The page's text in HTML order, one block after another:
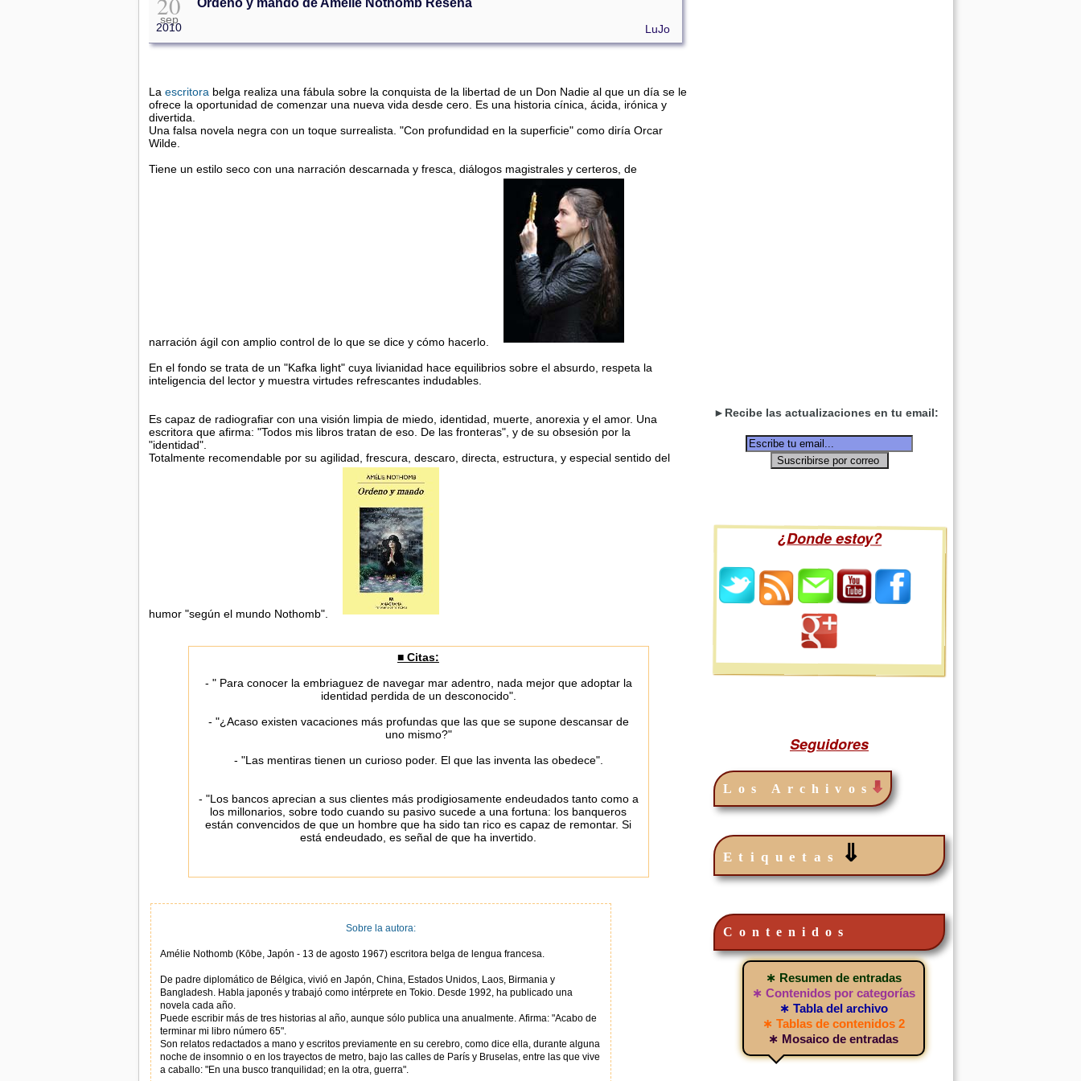
sep
2010
Ordeno y mando de Amélie Nothomb Reseña
LuJo
La escritora belga realiza una fábula sobre la conquista de la libertad de un Don Nadie al que un día se le
ofrece la oportunidad de comenzar una nueva vida desde cero. Es una historia cínica, ácida, irónica y
divertida.
Una falsa novela negra con un toque surrealista. "Con profundidad en la superficie" como diría Orcar
Wilde.
Tiene un estilo seco con una narración descarnada y fresca, diálogos magistrales y certeros, de
narración ágil con amplio control de lo que se dice y cómo hacerlo.
En el fondo se trata de un "Kafka light" cuya livianidad hace equilibrios sobre el absurdo, respeta la
inteligencia del lector y muestra virtudes refrescantes indudables.
Es capaz de radiografiar con una visión limpia de miedo, identidad, muerte, anorexia y el amor. Una
escritora que afirma: "Todos mis libros tratan de eso. De las fronteras", y de su obsesión por la
"identidad".
Totalmente recomendable por su agilidad, frescura, descaro, directa, estructura, y especial sentido del
humor "según el mundo Nothomb".
■ Citas:
- " Para conocer la embriaguez de navegar mar adentro, nada mejor que adoptar la
identidad perdida de un desconocido".
- "¿Acaso existen vacaciones más profundas que las que se supone descansar de
uno mismo?"
- "Las mentiras tienen un curioso poder. El que las inventa las obedece".
- "Los bancos aprecian a sus clientes más prodigiosamente endeudados tanto como a
los millonarios, sobre todo cuando su pasivo sucede a una fortuna: los banqueros
están convencidos de que un hombre que ha sido tan rico es capaz de remontar. Si
está endeudado, es señal de que ha invertido.
Sobre la autora:
Amélie Nothomb (Kōbe, Japón - 13 de agosto 1967) escritora belga de lengua francesa.
De padre diplomático de Bélgica, vivió en Japón, China, Estados Unidos, Laos, Birmania y
Bangladesh. Habla japonés y trabajó como intérprete en Tokio. Desde 1992, ha publicado una
novela cada año.
Puede escribir más de tres historias al año, aunque sólo publica una anualmente. Afirma: "Acabo de
terminar mi libro número 65".
Son relatos redactados a mano y escritos previamente en su cerebro, como dice ella, durante alguna
noche de insomnio o en los trayectos de metro, bajo las calles de París y Bruselas, entre las que vive
a caballo: "En una busco tranquilidad; en la otra, guerra".
►Recibe las actualizaciones en tu email:
¿Donde estoy?
Seguidores
Los Archivos
Etiquetas ⇓
Contenidos
∗ Resumen de entradas
∗ Contenidos por categorías
∗ Tabla del archivo
∗ Tablas de contenidos 2
∗ Mosaico de entradas